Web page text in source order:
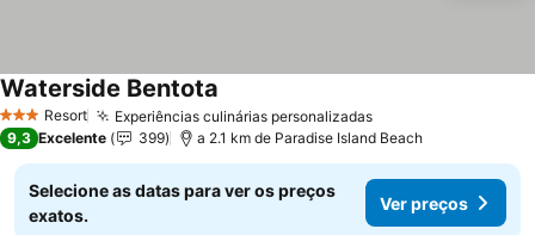
3 EstrelasResort Experiências culinárias personalizadas
Waterside Bentota
9,3 Excelente 399 a 2.1 km de Paradise Island Beach
Selecione as datas para ver os preços
exatos.
Ver preços